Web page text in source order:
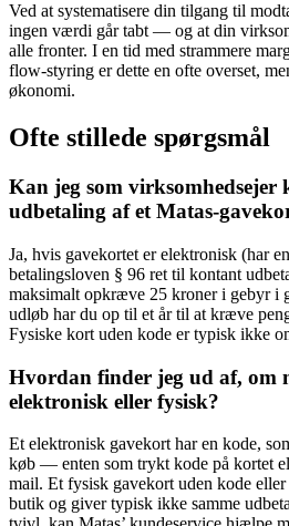
Ved at systematisere din tilgang til
ingen værdi går tabt — og at din
alle fronter. I en tid med strammere
flow-styring er dette en ofte overset,
økonomi.
Ofte stillede spørgsmål
Kan jeg som
udbetaling af et Matas-
Ja, hvis gavekortet er elektronisk (har
betalingsloven § 96 ret til kontant
maksimalt opkræve 25 kroner i gebyr i
udløb har du op til et år til at kræve
Fysiske kort uden kode er typisk ikke
Hvordan finder jeg ud af, om
elektronisk eller fysisk?
Et elektronisk gavekort har en kode,
køb — enten som trykt kode på kortet
mail. Et fysisk gavekort uden kode
butik og giver typisk ikke samme